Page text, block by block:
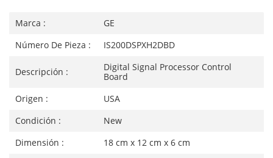
Marca :
GE
Número De Pieza :
IS200DSPXH2DBD
Descripción :
Digital Signal Processor Control
Board
Origen :
USA
Condición :
New
Dimensión :
18 cm x 12 cm x 6 cm